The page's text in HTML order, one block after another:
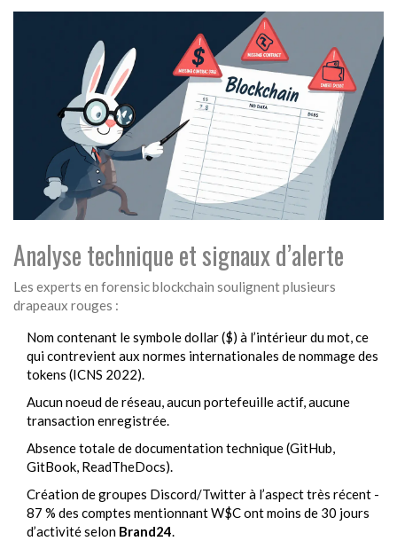
Analyse technique et signaux d’alerte
Les experts en forensic blockchain soulignent plusieurs
drapeaux rouges :
Nom contenant le symbole dollar ($) à l’intérieur du mot, ce
qui contrevient aux normes internationales de nommage des
tokens (ICNS 2022).
Aucun noeud de réseau, aucun portefeuille actif, aucune
transaction enregistrée.
Absence totale de documentation technique (GitHub,
GitBook, ReadTheDocs).
Création de groupes Discord/Twitter à l’aspect très récent -
87 % des comptes mentionnant W$C ont moins de 30 jours
d’activité selon Brand24.